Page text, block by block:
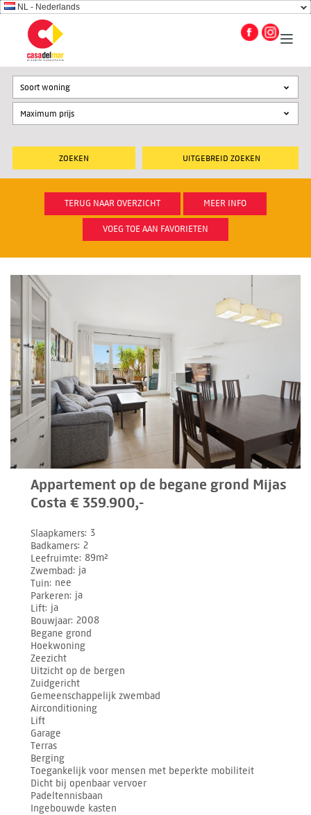
NL - Nederlands
UITGEBREID ZOEKEN
Soort woning
TERUG NAAR OVERZICHT MEER INFO
VOEG TOE AAN FAVORIETEN
Appartement op de begane grond Mijas
Costa € 359.900,-
Slaapkamers 3
Badkamers 2
Leefruimte 89m²
Zwembad ja
Tuin nee
Parkeren ja
Lift ja
Bouwjaar 2008
Begane grond
Hoekwoning
Zeezicht
Uitzicht op de bergen
Zuidgericht
Gemeenschappelijk zwembad
Airconditioning
Lift
Garage
Terras
Berging
Toegankelijk voor mensen met beperkte mobiliteit
Dicht bij openbaar vervoer
Padeltennisbaan
Ingebouwde kasten